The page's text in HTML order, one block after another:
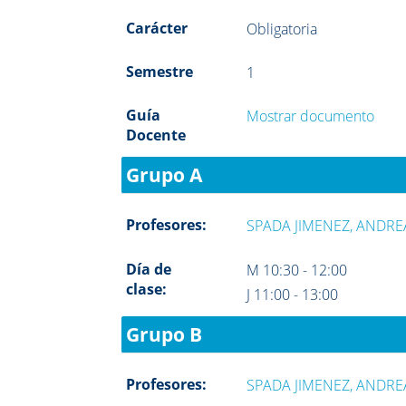
Carácter Obligatoria
Semestre 1
Guía
Docente
Mostrar documento
Grupo A
Profesores: SPADA JIMENEZ,
Día de
clase:
M 10:30 - 12:00
J 11:00 - 13:00
Grupo B
Profesores: SPADA JIMENEZ,